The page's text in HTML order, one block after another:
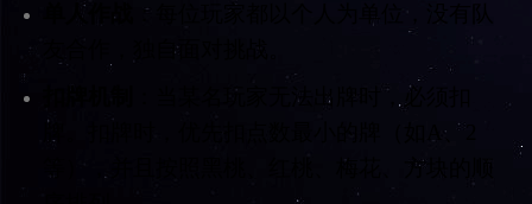
单人作战
：每位玩家都以个人为单位，没有队
友合作，独自面对挑战。
：当某名玩家无法出牌时，必须扣
牌。扣牌时，优先扣点数最小的牌（如A、2
等），并且按照黑桃、红桃、梅花、方块的顺